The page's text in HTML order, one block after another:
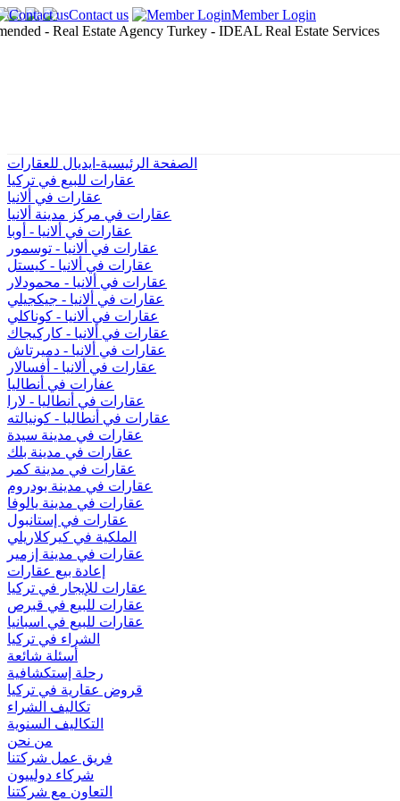
Contact us Member Login
الصفحة الرئيسية-ايديال للعقارات
عقارات للبيع في تركيا
عقارات في ألانيا
عقارات في مركز مدينة ألانيا
عقارات في ألانيا - أوبا
عقارات في ألانيا - توسمور
عقارات في ألانيا - كيستل
عقارات في ألانيا - محمودلار
عقارات في ألانيا - جيكجيلي
عقارات في ألانيا - كوناكلي
عقارات في ألانيا - كاركيجاك
عقارات في ألانيا - دميرتاش
عقارات في ألانيا - أفسالار
عفارات في أنطاليا
عقارات في أنطاليا - لارا
عقارات في أنطاليا - كونيالته
عقارات في مدينة سيدة
عقارات في مدينة بلك
عقارات في مدينة كمر
عقارات في مدينة بودروم
عقارات في مدينة يالوفا
عقارات في إستانبول
الملكية في كيركلاريلي
عقارات في مدينة إزمير
إعادة بيع عقارات
عقارات للإيجار في تركيا
عقارات للبيع في قبرص
عقارات للبيع في اسبانيا
الشراء في تركيا
أسئلة شائعة
رحلة إستكشافية
قروض عقارية في تركيا
تكاليف الشراء
التكاليف السنوية
من نحن
فريق عمل شركتنا
شركاء دولييون
التعاون مع شركتنا